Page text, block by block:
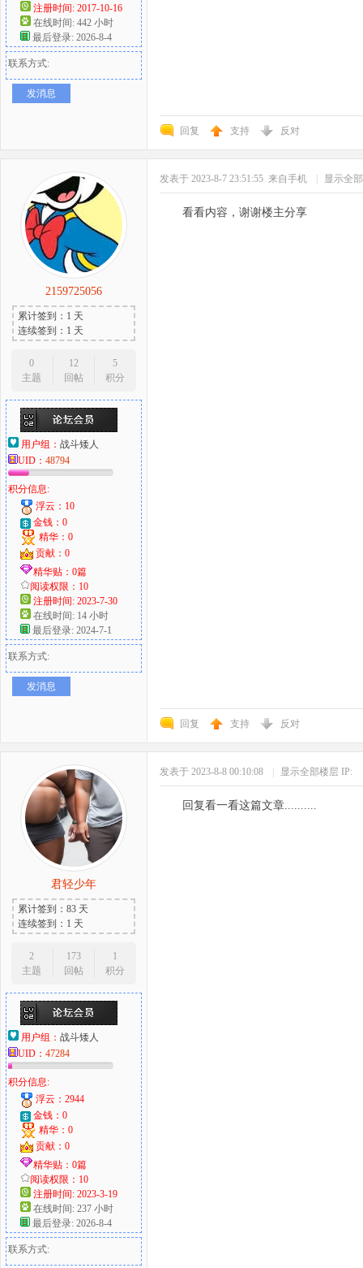
注册时间: 2017-10-16
在线时间: 442 小时
最后登录: 2026-8-4
联系方式:
发消息
回复 支持 反对
2159725056
累计签到：1 天
连续签到：1 天
0
主题
12
回帖
5
积分
用户组： 战斗矮人
UID： 48794
积分信息:
浮云：10
金钱：0
精华：0
贡献：0
精华贴：0篇
阅读权限：10
注册时间: 2023-7-30
在线时间: 14 小时
最后登录: 2024-7-1
联系方式:
发消息
发表于 2023-8-7 23:51:55 来自手机 显示全
看看内容，谢谢楼主分享
回复 支持 反对
君轻少年
累计签到：83 天
连续签到：1 天
2
主题
173
回帖
1
积分
用户组： 战斗矮人
UID： 47284
积分信息:
浮云：2944
金钱：0
精华：0
贡献：0
精华贴：0篇
阅读权限：10
注册时间: 2023-3-19
在线时间: 237 小时
最后登录: 2026-8-4
联系方式:
发表于 2023-8-8 00:10:08 显示全部楼层 IP:
回复看一看这篇文章..........